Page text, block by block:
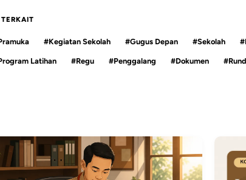
TERKAIT
#Kegiatan Sekolah #Gugus Depan #Sekolah
Latihan #Regu #Penggalang #Dokumen